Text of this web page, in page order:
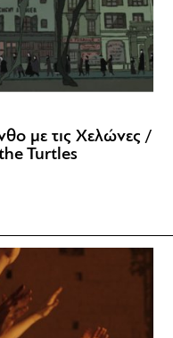
με τις Χελώνες /
Turtles